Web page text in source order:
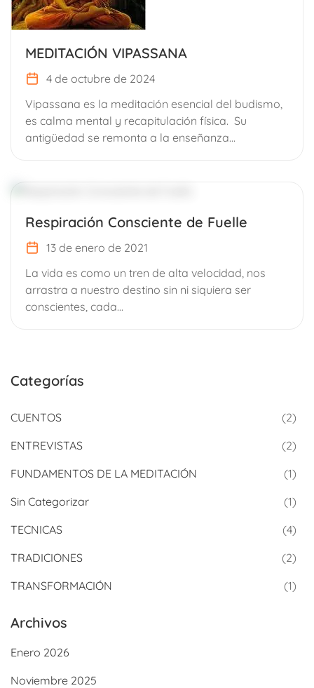
MEDITACIÓN VIPASSANA
4 de octubre de 2024
Vipassana es la meditación esencial del budismo,
es calma mental y recapitulación física. Su
antigüedad se remonta a la enseñanza...
Respiración Consciente de Fuelle
13 de enero de 2021
La vida es como un tren de alta velocidad, nos
arrastra a nuestro destino sin ni siquiera ser
conscientes, cada...
Categorías
CUENTOS
(2)
ENTREVISTAS
(2)
FUNDAMENTOS DE LA MEDITACIÓN
(1)
Sin Categorizar
(1)
TECNICAS
(4)
TRADICIONES
(2)
TRANSFORMACIÓN
(1)
Archivos
Enero 2026
Noviembre 2025